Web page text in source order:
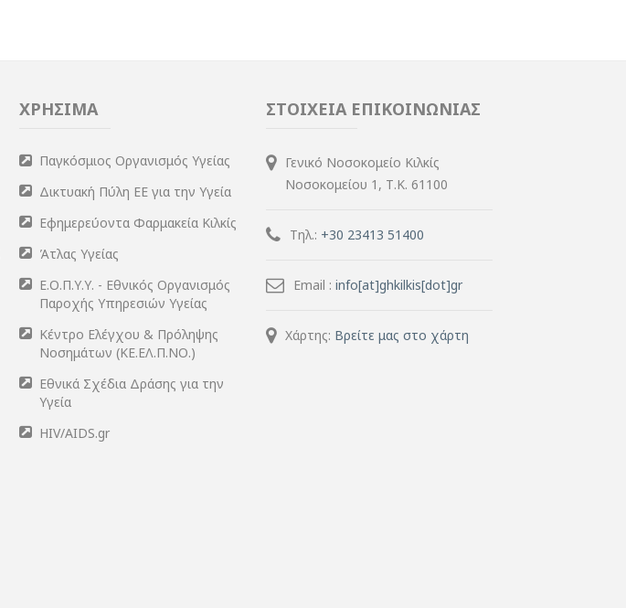
ΧΡΗΣΙΜΑ
Παγκόσμιος Οργανισμός Υγείας
Δικτυακή Πύλη ΕΕ για την Υγεία
Εφημερεύοντα Φαρμακεία Κιλκίς
Άτλας Υγείας
Ε.Ο.Π.Υ.Υ. - Εθνικός Οργανισμός
Παροχής Υπηρεσιών Υγείας
Κέντρο Ελέγχου & Πρόληψης
Νοσημάτων (ΚΕ.ΕΛ.Π.ΝΟ.)
Εθνικά Σχέδια Δράσης για την
Υγεία
HIV/AIDS.gr
ΣΤΟΙΧΕΙΑ ΕΠΙΚΟΙΝΩΝΙΑΣ
Γενικό Νοσοκομείο Κιλκίς
Νοσοκομείου 1, Τ.Κ. 61100
Τηλ.: +30 23413 51400
Email : info[at]ghkilkis[dot]gr
Χάρτης: Βρείτε μας στο χάρτη